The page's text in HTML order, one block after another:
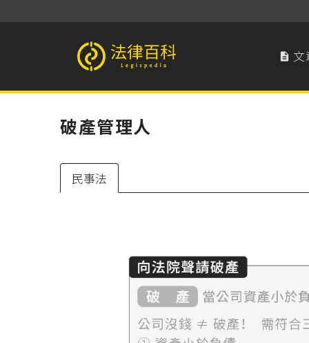
法律百科 Legispedia 
破產管理人
民事法